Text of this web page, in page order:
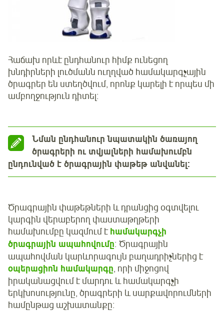
Հաճախ որևէ ընդհանուր հիմք ունեցող
խնդիրների լուծմանն ուղղված համակարգչային
ծրագրեր են ստեղծվում, որոնք կարելի է որպես մի
ամբողջություն դիտել։
Նման ընդհանուր նպատակին ծառայող
ծրագրերի ու տվյալների համախումբն
ընդունված է ծրագրային փաթեթ անվանել։
Ծրագրային փաթեթների և դրանցից օգտվելու
կարգին վերաբերող փաստաթղթերի
համախումբը կազմում էհամակարգչի
ծրագրային ապահովումը։ Ծրագրային
ապահովման կարևորագույն բաղադրիչներից է
օպերացիոն համակարգը, որի միջոցով
իրականացվում է մարդու և համակարգչի
երկխոսությունը, ծրագրերի և սարքավորումների
համընթաց աշխատանքը։